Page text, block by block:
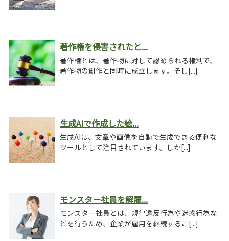
著作権を侵害されたと...
著作権とは、著作物に対して認められる権利で、
著作物の創作と同時に成立します。そし[...]
生成AIで作成した絵...
生成AIは、文章や画像を自動で生成できる便利な
ツールとして注目されています。しか[...]
モンスター社員を解雇...
モンスター社員とは、規律違反行為や迷惑行為な
どを行うため、企業が雇用を継続するこ[...]